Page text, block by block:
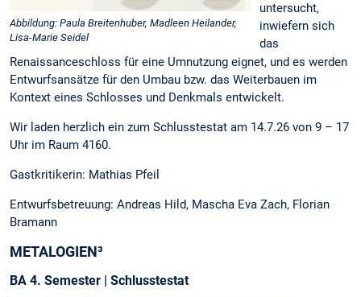
Abbildung: Paula Breitenhuber, Madleen Heilander,
Lisa-Marie Seidel
untersucht,
inwiefern sich
das
Renaissanceschloss für eine Umnutzung eignet, und es werden
Entwurfsansätze für den Umbau bzw. das Weiterbauen im
Kontext eines Schlosses und Denkmals entwickelt.
Wir laden herzlich ein zum Schlusstestat am 14.7.26 von 9 – 17
Uhr im Raum 4160.
Gastkritikerin: Mathias Pfeil
Entwurfsbetreuung: Andreas Hild, Mascha Eva Zach, Florian
Bramann
METALOGIEN³
BA 4. Semester | Schlusstestat